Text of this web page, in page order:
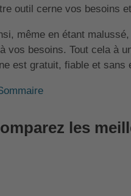
outil cerne vos besoins
même en étant
vos besoins. Tout cela à
est gratuit, fiable et sans
les